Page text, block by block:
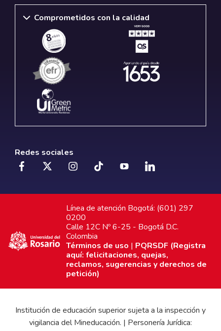
Comprometidos con la calidad
Redes sociales
Línea de atención Bogotá: (601) 297
0200
Calle 12C Nº 6-25 - Bogotá D.C.
Colombia
Términos de uso | PQRSDF (Registra
aquí: felicitaciones, quejas,
reclamos, sugerencias y derechos de
petición)
Institución de educación superior sujeta a la inspección y
vigilancia del Mineducación. | Personería Jurídica: